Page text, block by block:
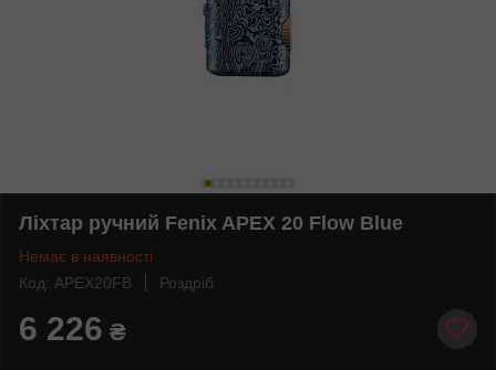
Ліхтар ручний Fenix APEX 20 Flow Blue
Немає в наявності
Код: APEX20FB
Роздріб
6 226 ₴